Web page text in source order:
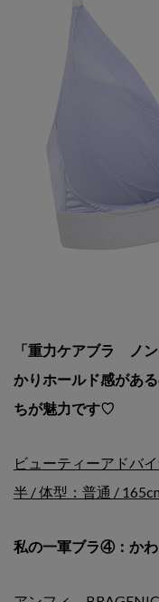
「重力ケアブラ ノ
かりホールド感があ
ちが魅力です♡
ビューティーアドバ
半 / 体型：普通 /
私の一軍ブラ④：か